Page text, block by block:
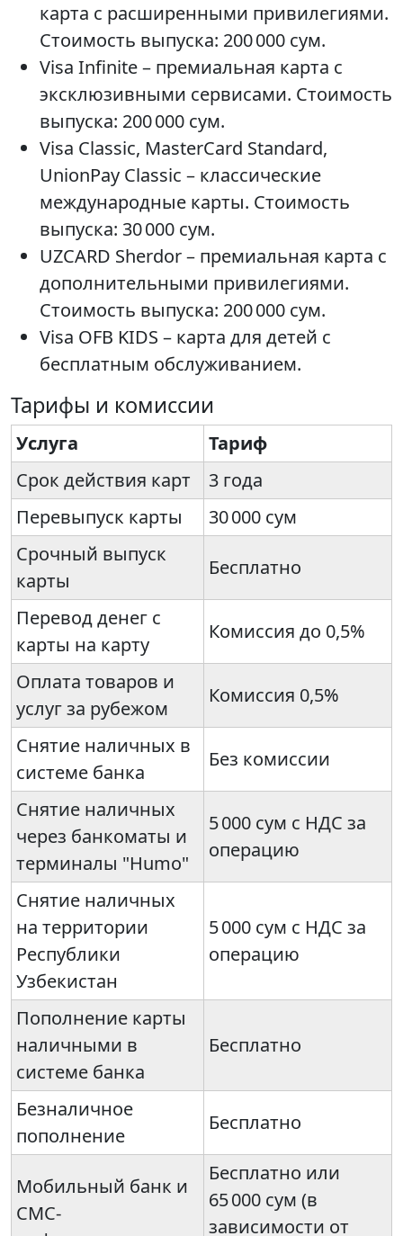
карта с расширенными привилегиями.
Стоимость выпуска: 200 000 сум.
Visa Infinite – премиальная карта с
эксклюзивными сервисами. Стоимость
выпуска: 200 000 сум.
Visa Classic, MasterCard Standard,
UnionPay Classic – классические
международные карты. Стоимость
выпуска: 30 000 сум.
UZCARD Sherdor – премиальная карта с
дополнительными привилегиями.
Стоимость выпуска: 200 000 сум.
Visa OFB KIDS – карта для детей с
бесплатным обслуживанием.
Тарифы и комиссии
Услуга
Тариф
Срок действия карт
3 года
Перевыпуск карты
30 000 сум
Срочный выпуск
карты
Бесплатно
Перевод денег с
карты на карту
Комиссия до 0,5%
Оплата товаров и
услуг за рубежом
Комиссия 0,5%
Снятие наличных в
системе банка
Без комиссии
Снятие наличных
через банкоматы и
терминалы "Humo"
5 000 сум с НДС за
операцию
Снятие наличных
на территории
Республики
Узбекистан
5 000 сум с НДС за
операцию
Пополнение карты
наличными в
системе банка
Бесплатно
Безналичное
пополнение
Бесплатно
Мобильный банк и
СМС-
Бесплатно или
65 000 сум (в
зависимости от